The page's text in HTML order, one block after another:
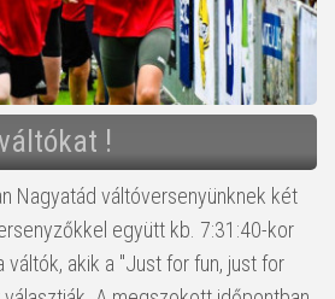
!
Nagyatád váltóversenyünknek két
együtt kb. 7:31:40-kor
váltók, akik a "Just for fun, just for